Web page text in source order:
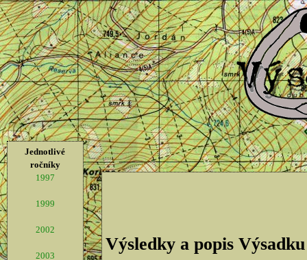
Jednotlivé
ročníky
1997
1999
2002
2003
Výsledky a popis Výsadku